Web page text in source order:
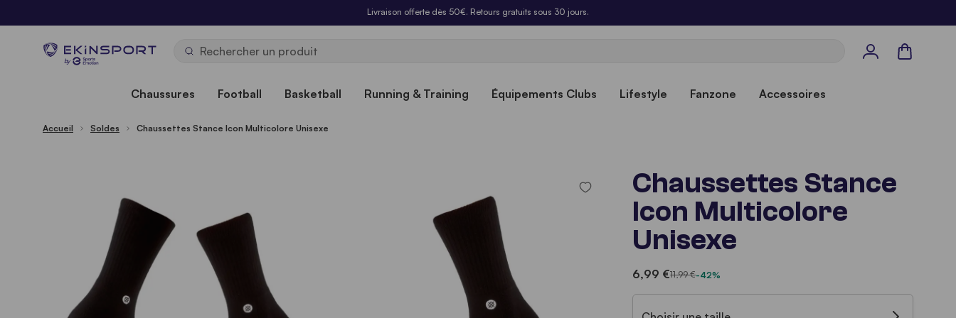
Livraison offerte dès 50€. Retours gratuits sous 30 jours.
by
Panier
Chaussures Football Basketball Running & Training Équipements Clubs Lifestyle Fanzone Accessoires
Accueil Soldes Chaussettes Stance Icon Multicolore Unisexe
Chaussettes Stance
Icon Multicolore
Unisexe
6,99 €11,99 €-42%